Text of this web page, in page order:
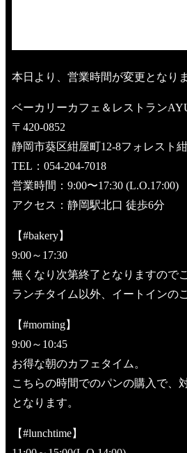
本日より、営業時間が変更となりま
ベーカリーカフェ＆レストラン
〒420-0852
静岡市葵区紺屋町12-8フォレスト
TEL：054-204-7018
営業時間：9:00〜17:30 (L.O.17:00)
アクセス：静岡駅北口 徒歩6分
【#bakery】
9:00～17:30
無くなり次第終了となりますので
ランチタイム以外、イートインの
【#morning】
9:00～10:45
お得な朝のカフェタイム。
こちらの時間でのパンの購入で、
となります。
【#lunchtime】